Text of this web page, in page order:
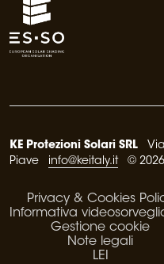
KE Protezioni Solari SRL Via
Piave info@keitaly.it© 2026
Privacy & Cookies
Informativa
Gestione cookie
Note legali
LEI